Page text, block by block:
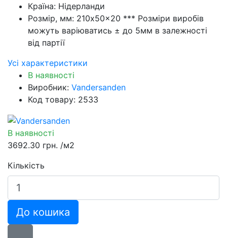
Країна: Нідерланди
Розмір, мм: 210x50x20 *** Розміри виробів
можуть варіюватись ± до 5мм в залежності
від партії
Усі характеристики
В наявності
Виробник: Vandersanden
Код товару: 2533
В наявності
3692.30 грн. /м2
Кількість
До кошика